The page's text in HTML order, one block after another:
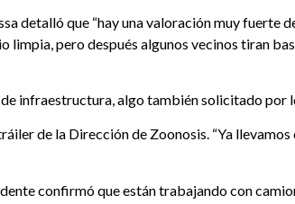
detalló que “hay una valoración muy fuerte
pero después algunos vecinos tiran
infraestructura, algo también solicitado por
de la Dirección de Zoonosis. “Ya
confirmó que están trabajando con